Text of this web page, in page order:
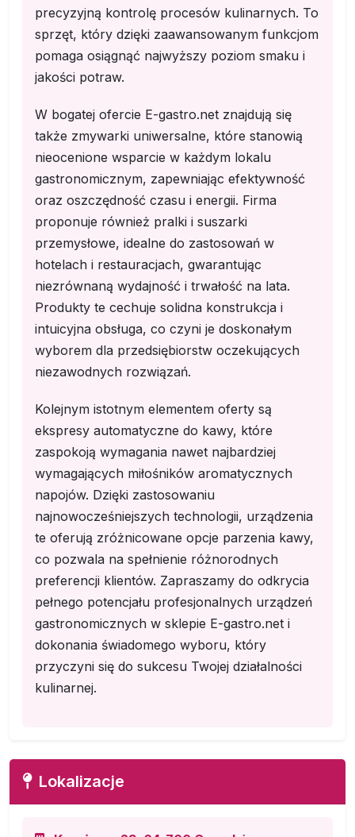
precyzyjną kontrolę procesów kulinarnych. To
sprzęt, który dzięki zaawansowanym funkcjom
pomaga osiągnąć najwyższy poziom smaku i
jakości potraw.
W bogatej ofercie E-gastro.net znajdują się
także zmywarki uniwersalne, które stanowią
nieocenione wsparcie w każdym lokalu
gastronomicznym, zapewniając efektywność
oraz oszczędność czasu i energii. Firma
proponuje również pralki i suszarki
przemysłowe, idealne do zastosowań w
hotelach i restauracjach, gwarantując
niezrównaną wydajność i trwałość na lata.
Produkty te cechuje solidna konstrukcja i
intuicyjna obsługa, co czyni je doskonałym
wyborem dla przedsiębiorstw oczekujących
niezawodnych rozwiązań.
Kolejnym istotnym elementem oferty są
ekspresy automatyczne do kawy, które
zaspokoją wymagania nawet najbardziej
wymagających miłośników aromatycznych
napojów. Dzięki zastosowaniu
najnowocześniejszych technologii, urządzenia
te oferują zróżnicowane opcje parzenia kawy,
co pozwala na spełnienie różnorodnych
preferencji klientów. Zapraszamy do odkrycia
pełnego potencjału profesjonalnych urządzeń
gastronomicznych w sklepie E-gastro.net i
dokonania świadomego wyboru, który
przyczyni się do sukcesu Twojej działalności
kulinarnej.
Lokalizacje